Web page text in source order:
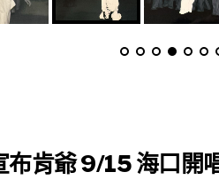
布肯爺 9/15 海口開